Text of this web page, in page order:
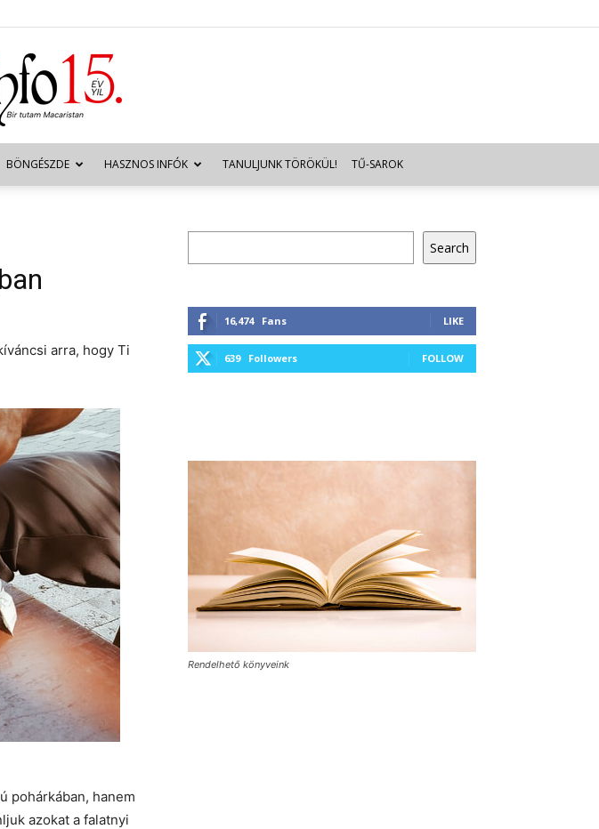
Türkinfo
BÖNGÉSZDE HASZNOS INFÓK TANULJUNK TÖRÖKÜL! TŰ-SAROK
arra, hogy Ti
pohárkában, hanem
azokat a falatnyi
Search
16,474 Fans LIKE
639 Followers FOLLOW
Rendelhető könyveink